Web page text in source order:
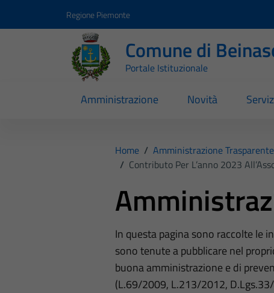
Regione Piemonte
Comune di
Portale Istituzionale
Amministrazione Novità
Home / Amministrazione Trasparente
/ Contributo Per L’anno 2023
In questa pagina sono raccolte le
sono tenute a pubblicare nel
buona amministrazione e di
(L.69/2009, L.213/2012,